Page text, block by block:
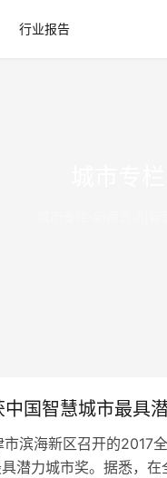
行业报告
国智慧城市最具
市滨海新区召开的2017
潜力城市奖。据悉，在